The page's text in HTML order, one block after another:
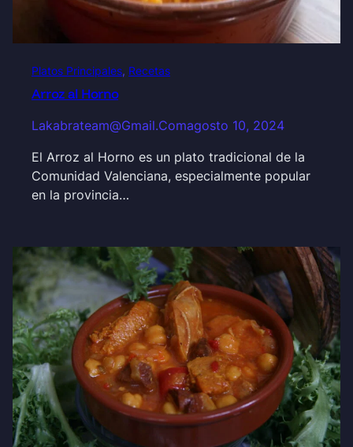
Platos Principales, Recetas
Arroz al Horno
Lakabrateam@gmail.comagosto 10, 2024
El Arroz al Horno es un plato tradicional de la
Comunidad Valenciana, especialmente popular
en la provincia…